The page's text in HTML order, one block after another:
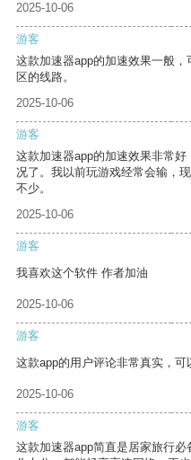
2025-10-06
游客
这款加速器app的加速效果一般
区的线路。
2025-10-06
游客
这款加速器app的加速效果非常
况了。我以前玩游戏经常会输，
不少。
2025-10-06
游客
我喜欢这个软件 作者加油
2025-10-06
游客
这款app的用户评论非常真实，可
2025-10-06
游客
这款加速器app简直是居家旅行